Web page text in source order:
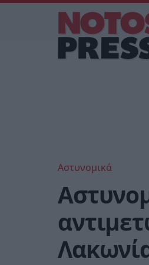
Αστυνομικά